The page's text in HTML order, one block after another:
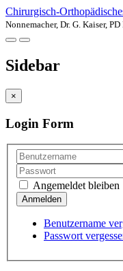
Chirurgisch-
Nonnemacher, Dr. G. Kaiser,
Sidebar
×
Login Form
Angemeldet bleiben
Benutzername
Passwort